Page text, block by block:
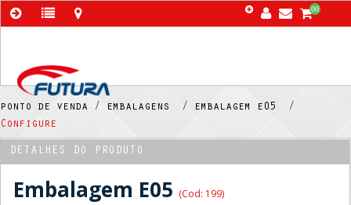
00
ponto de venda / embalagens /
embalagem e05 /
Configure
DETALHES DO PRODUTO
Embalagem E05 (Cod: 199)